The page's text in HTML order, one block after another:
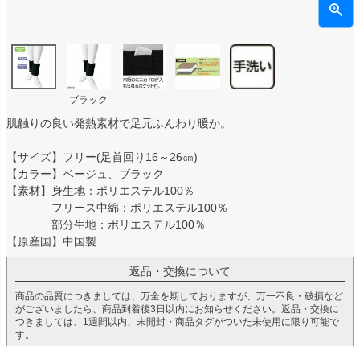
ブラック
肌触りの良い発熱素材で足元ふんわり暖か。
【サイズ】フリー(足首回り16～26㎝)
【カラー】ベージュ、ブラック
【素材】身生地：ポリエステル100％
フリース中綿：ポリエステル100％
部分生地：ポリエステル100％
【原産国】中国製
返品・交換について
商品の品質につきましては、万全を期しておりますが、万一不良・破損など
がございましたら、商品到着後3日以内にお知らせください。返品・交換に
つきましては、1週間以内、未開封・商品タグがついた未使用に限り可能で
す。